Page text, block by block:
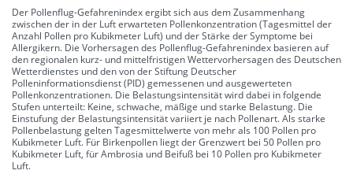
Der Pollenflug-Gefahrenindex ergibt sich aus dem Zusammenhang
zwischen der in der Luft erwarteten Pollenkonzentration (Tagesmittel der
Anzahl Pollen pro Kubikmeter Luft) und der Stärke der Symptome bei
Allergikern. Die Vorhersagen des Pollenflug-Gefahrenindex basieren auf
den regionalen kurz- und mittelfristigen Wettervorhersagen des Deutschen
Wetterdienstes und den von der Stiftung Deutscher
Polleninformationsdienst (PID) gemessenen und ausgewerteten
Pollenkonzentrationen. Die Belastungsintensität wird dabei in folgende
Stufen unterteilt: Keine, schwache, mäßige und starke Belastung. Die
Einstufung der Belastungsintensität variiert je nach Pollenart. Als starke
Pollenbelastung gelten Tagesmittelwerte von mehr als 100 Pollen pro
Kubikmeter Luft. Für Birkenpollen liegt der Grenzwert bei 50 Pollen pro
Kubikmeter Luft, für Ambrosia und Beifuß bei 10 Pollen pro Kubikmeter
Luft.